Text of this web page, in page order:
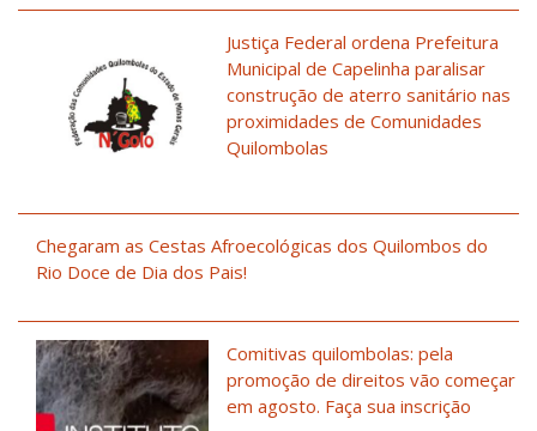
Justiça Federal ordena Prefeitura
Municipal de Capelinha paralisar
construção de aterro sanitário nas
proximidades de Comunidades
Quilombolas
Chegaram as Cestas Afroecológicas dos Quilombos do
Rio Doce de Dia dos Pais!
Comitivas quilombolas: pela
promoção de direitos vão começar
em agosto. Faça sua inscrição